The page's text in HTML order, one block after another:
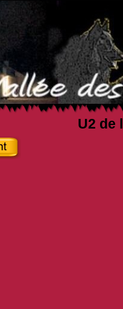
U2 de